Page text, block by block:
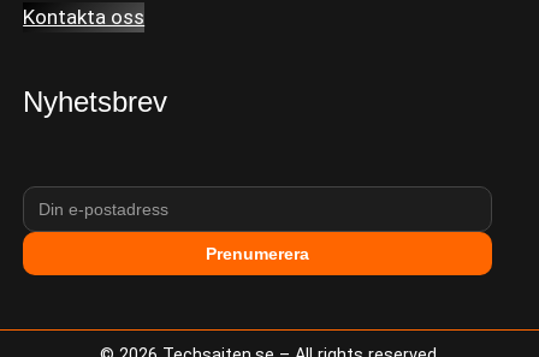
Kontakta oss
Nyhetsbrev
Prenumerera